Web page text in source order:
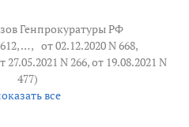
Генпрокуратуры РФ
, … , от 02.12.2020 N 668,
27.05.2021 N 266, от 19.08.2021 N
477)
все